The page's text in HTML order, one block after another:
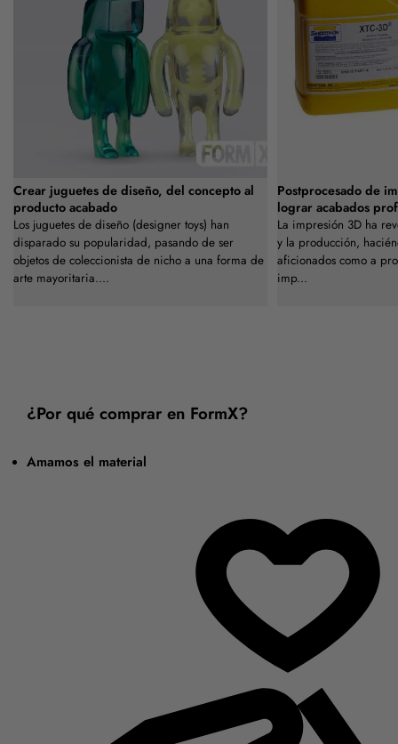
Crear juguetes de diseño, del concepto al
producto acabado
Los juguetes de diseño (designer toys) han
disparado su popularidad, pasando de ser
objetos de coleccionista de nicho a una forma de
arte mayoritaria....
Postprocesado de
lograr acabados
La impresión 3D ha
y la producción,
aficionados como a
imp...
¿Por qué comprar en FormX?
Amamos el material